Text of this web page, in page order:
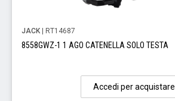
JACK | RT14687
8558GWZ-1 1 AGO CATENELLA SOLO TESTA
Accedi per acquistare